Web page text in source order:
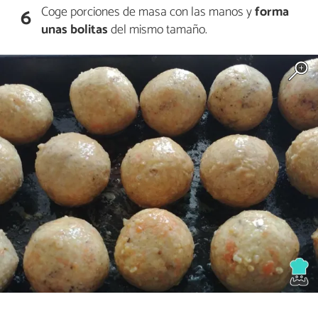
6 Coge porciones de masa con las manos yforma
unas bolitasdel mismo tamaño.